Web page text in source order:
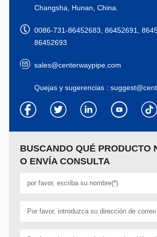
Changsha, Hunan, China.
0086-731-86452683, 86452691,
86452693
sales@centerwaypipe.com
Quejas y sugerencias :
BUSCANDO QUÉ PRODUCTO
O ENVÍA CONSULTA